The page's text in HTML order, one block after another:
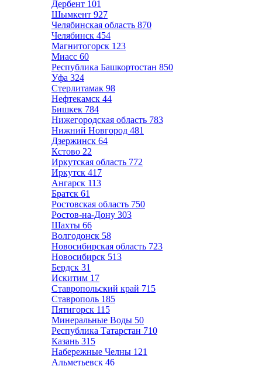
Дербент 101
Шымкент 927
Челябинская область 870
Челябинск 454
Магнитогорск 123
Миасс 60
Республика Башкортостан 850
Уфа 324
Стерлитамак 98
Нефтекамск 44
Бишкек 784
Нижегородская область 783
Нижний Новгород 481
Дзержинск 64
Кстово 22
Иркутская область 772
Иркутск 417
Ангарск 113
Братск 61
Ростовская область 750
Ростов-на-Дону 303
Шахты 66
Волгодонск 58
Новосибирская область 723
Новосибирск 513
Бердск 31
Искитим 17
Ставропольский край 715
Ставрополь 185
Пятигорск 115
Минеральные Воды 50
Республика Татарстан 710
Казань 315
Набережные Челны 121
Альметьевск 46